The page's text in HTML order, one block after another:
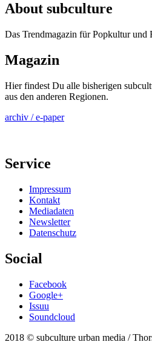
About subculture
Das Trendmagazin für Popkultur und
Magazin
Hier findest Du alle bisherigen
aus den anderen Regionen.
archiv / e-paper
Service
Impressum
Kontakt
Mediadaten
Newsletter
Datenschutz
Social
Facebook
Google+
Issuu
Soundcloud
2018 © subculture urban media /